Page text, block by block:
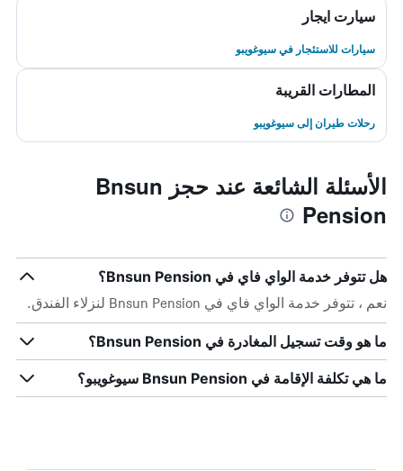
سيارت ايجار
سيارات للاستئجار في سيوغويبو
المطارات القريبة
رحلات طيران إلى سيوغويبو
الأسئلة الشائعة عند حجز Bnsun
Pension
هل تتوفر خدمة الواي فاي في Bnsun Pension؟
نعم ، تتوفر خدمة الواي فاي في Bnsun Pension لنزلاء الفندق.
ما هو وقت تسجيل المغادرة في Bnsun Pension؟
ما هي تكلفة الإقامة في Bnsun Pension سيوغويبو؟